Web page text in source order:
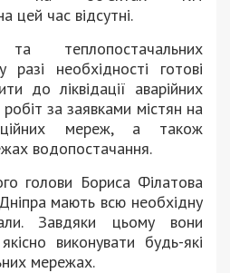
цей час відсутні.
теплопостачальних
разі необхідності готові
до ліквідації аварійних
за заявками містян на
мереж, а також
водопостачання.
голови Бориса Філатова
Дніпра мають всю необхідну
Завдяки цьому вони
виконувати будь-які
мережах.